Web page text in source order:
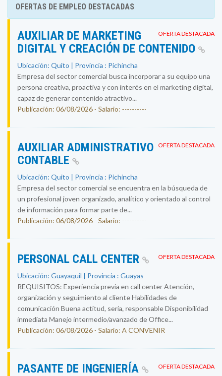
OFERTAS DE EMPLEO DESTACADAS
OFERTA DESTACADA
AUXILIAR DE MARKETING
DIGITAL Y CREACIÓN DE CONTENIDO
Ubicación: Quito | Provincia : Pichincha
Empresa del sector comercial busca incorporar a su equipo una
persona creativa, proactiva y con interés en el marketing digital,
capaz de generar contenido atractivo...
Publicación: 06/08/2026 - Salario: ----------
OFERTA DESTACADA
AUXILIAR ADMINISTRATIVO
CONTABLE
Ubicación: Quito | Provincia : Pichincha
Empresa del sector comercial se encuentra en la búsqueda de
un profesional joven organizado, analítico y orientado al control
de información para formar parte de...
Publicación: 06/08/2026 - Salario: ----------
OFERTA DESTACADA
PERSONAL CALL CENTER
Ubicación: Guayaquil | Provincia : Guayas
REQUISITOS: Experiencia previa en call center Atención,
organización y seguimiento al cliente Habilidades de
comunicación Buena actitud, seria, responsable Disponibilidad
inmediata Manejo intermedio/avanzado de Office...
Publicación: 06/08/2026 - Salario: A CONVENIR
OFERTA DESTACADA
PASANTE DE INGENIERÍA